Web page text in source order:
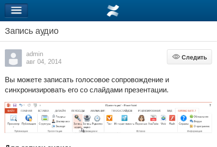
Запись аудио
admin
авг 04, 2014
Следить
Следить
Вы можете записать голосовое сопровождение и
синхронизировать его со слайдами презентации.